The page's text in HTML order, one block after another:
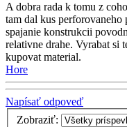
A dobra rada k tomu z
tam dal kus perforovaneho
spajanie konstrukcii
relativne drahe. Vyrabat si
kupovat material.
Hore
Napísať odpoveď
Zobraziť: